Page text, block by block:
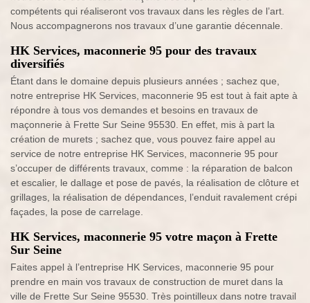
compétents qui réaliseront vos travaux dans les règles de l’art.
Nous accompagnerons nos travaux d’une garantie décennale.
HK Services, maconnerie 95 pour des travaux
diversifiés
Étant dans le domaine depuis plusieurs années ; sachez que,
notre entreprise HK Services, maconnerie 95 est tout à fait apte à
répondre à tous vos demandes et besoins en travaux de
maçonnerie à Frette Sur Seine 95530. En effet, mis à part la
création de murets ; sachez que, vous pouvez faire appel au
service de notre entreprise HK Services, maconnerie 95 pour
s’occuper de différents travaux, comme : la réparation de balcon
et escalier, le dallage et pose de pavés, la réalisation de clôture et
grillages, la réalisation de dépendances, l’enduit ravalement crépi
façades, la pose de carrelage.
HK Services, maconnerie 95 votre maçon à Frette
Sur Seine
Faites appel à l’entreprise HK Services, maconnerie 95 pour
prendre en main vos travaux de construction de muret dans la
ville de Frette Sur Seine 95530. Très pointilleux dans notre travail